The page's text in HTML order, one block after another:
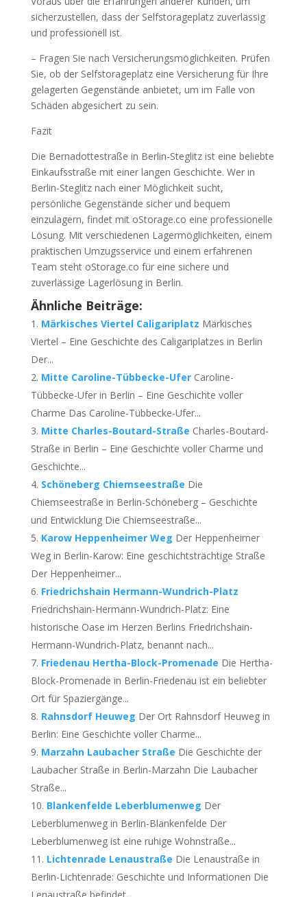
sicherzustellen, dass der Selfstorageplatz zuverlässig
und professionell ist.
– Fragen Sie nach Versicherungsmöglichkeiten. Prüfen
Sie, ob der Selfstorageplatz eine Versicherung für Ihre
gelagerten Gegenstände anbietet, um im Falle von
Schäden abgesichert zu sein.
Fazit
Die Bernadottestraße in Berlin-Steglitz ist eine beliebte
Einkaufsstraße mit einer langen Geschichte. Wer in
Berlin-Steglitz nach einer Möglichkeit sucht,
persönliche Gegenstände sicher und bequem
einzulagern, findet mit oStorage.co eine professionelle
Lösung. Mit verschiedenen Lagermöglichkeiten, einem
praktischen Umzugsservice und einem erfahrenen
Team steht oStorage.co für eine sichere und
zuverlässige Lagerlösung in Berlin.
Ähnliche Beiträge:
Märkisches Viertel Caligariplatz Märkisches
Viertel – Eine Geschichte des Caligariplatzes in Berlin
Der...
Mitte Caroline-Tübbecke-Ufer Caroline-
Tübbecke-Ufer in Berlin – Eine Geschichte voller
Charme Das Caroline-Tübbecke-Ufer...
Mitte Charles-Boutard-Straße Charles-Boutard-
Straße in Berlin – Eine Geschichte voller Charme und
Geschichte...
Schöneberg Chiemseestraße Die
Chiemseestraße in Berlin-Schöneberg – Geschichte
und Entwicklung Die Chiemseestraße...
Karow Heppenheimer Weg Der Heppenheimer
Weg in Berlin-Karow: Eine geschichtsträchtige Straße
Der Heppenheimer...
Friedrichshain Hermann-Wundrich-Platz
Friedrichshain-Hermann-Wundrich-Platz: Eine
historische Oase im Herzen Berlins Friedrichshain-
Hermann-Wundrich-Platz, benannt nach...
Friedenau Hertha-Block-Promenade Die Hertha-
Block-Promenade in Berlin-Friedenau ist ein beliebter
Ort für Spaziergänge...
Rahnsdorf Heuweg Der Ort Rahnsdorf Heuweg in
Berlin: Eine Geschichte voller Charme...
Marzahn Laubacher Straße Die Geschichte der
Laubacher Straße in Berlin-Marzahn Die Laubacher
Straße...
Blankenfelde Leberblumenweg Der
Leberblumenweg in Berlin-Blankenfelde Der
Leberblumenweg ist eine ruhige Wohnstraße...
Lichtenrade Lenaustraße Die Lenaustraße in
Berlin-Lichtenrade: Geschichte und Informationen Die